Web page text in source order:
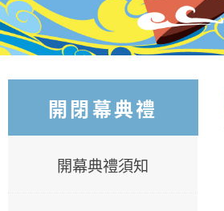
開閉幕典禮
開幕典禮須知